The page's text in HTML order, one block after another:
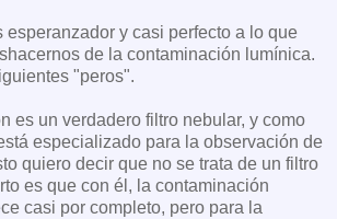
esperanzador y casi perfecto a lo que
de la contaminación lumínica.
"peros".
es un verdadero filtro nebular, y como
especializado para la observación de
quiero decir que no se trata de un filtro
es que con él, la contaminación
casi por completo, pero para la